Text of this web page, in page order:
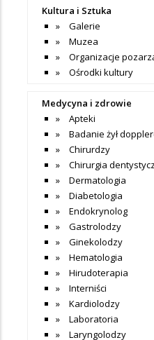
Kultura i Sztuka
Galerie
Muzea
Organizacje
Ośrodki kultury
Medycyna i zdrowie
Apteki
Badanie żył
Chirurdzy
Chirurgia
Dermatologia
Diabetologia
Endokrynolog
Gastrolodzy
Ginekolodzy
Hematologia
Hirudoterapia
Interniści
Kardiolodzy
Laboratoria
Laryngolodzy